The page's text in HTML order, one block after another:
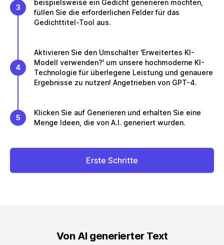
3
beispielsweise ein Gedicht generieren möchten,
füllen Sie die erforderlichen Felder für das
Gedichttitel-Tool aus.
4
Aktivieren Sie den Umschalter 'Erweitertes KI-
Modell verwenden?' um unsere hochmoderne KI-
Technologie für überlegene Leistung und genauere
Ergebnisse zu nutzen! Angetrieben von GPT-4.
5
Klicken Sie auf Generieren und erhalten Sie eine
Menge Ideen, die von A.I. generiert wurden.
Erste Schritte
Von AI generierter Text